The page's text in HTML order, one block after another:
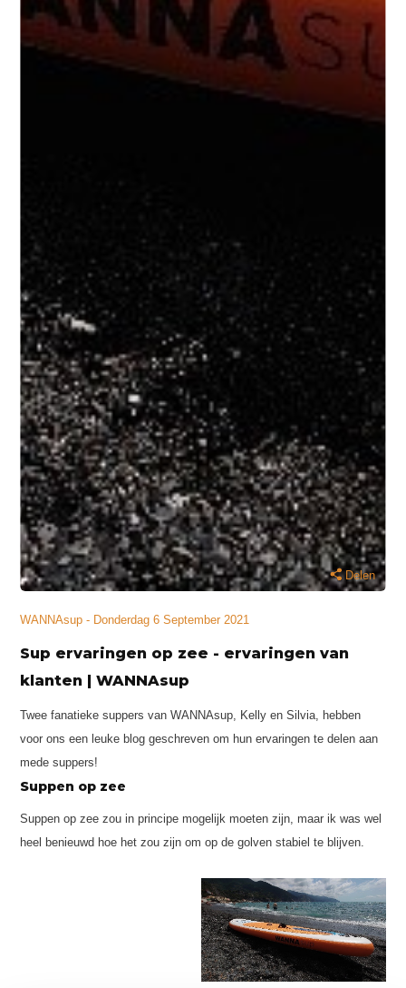
Delen
WANNAsup - Donderdag 6 September 2021
Sup ervaringen op zee - ervaringen van
klanten | WANNAsup
Twee fanatieke suppers van WANNAsup, Kelly en Silvia, hebben
voor ons een leuke blog geschreven om hun ervaringen te delen aan
mede suppers!
Suppen op zee
Suppen op zee zou in principe mogelijk moeten zijn, maar ik was wel
heel benieuwd hoe het zou zijn om op de golven stabiel te blijven.